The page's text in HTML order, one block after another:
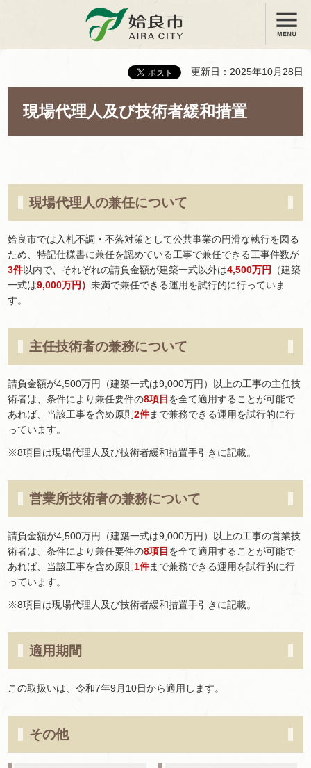
姶良市 メニュー
更新日：2025年10月28日
現場代理人及び技術者緩和措置
現場代理人の兼任について
姶良市では入札不調・不落対策として公共事業の円滑な執行を図る
ため、特記仕様書に兼任を認めている工事で兼任できる工事件数が
3件以内で、それぞれの請負金額が建築一式以外は4,500万円
（建築
一式は9,000万円） 未満で兼任できる運用を試行的に行っていま
す。
主任技術者の兼務について
請負金額が4,500万円（建築一式は9,000万円）以上の工事の主任技
術者は、条件により兼任要件の8項目 を全て適用することが可能で
あれば、当該工事を含め原則 2件まで兼務できる運用を試行的に行
っています。
※8項目は現場代理人及び技術者緩和措置手引きに記載。
営業所技術者の兼務について
請負金額が4,500万円（建築一式は9,000万円）以上の工事の営業技
術者は、条件により兼任要件の8項目 を全て適用することが可能で
あれば、当該工事を含め原則 1件まで兼務できる運用を試行的に行
っています。
※8項目は現場代理人及び技術者緩和措置手引きに記載。
適用期間
この取扱いは、令和7年9月10日から適用します。
その他